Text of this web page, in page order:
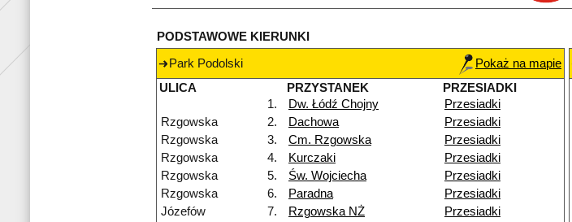
PODSTAWOWE KIERUNKI
Park Podolski
Pokaż na mapie
ULICA
PRZYSTANEK
PRZESIADKI
1.
Dw. Łódź Chojny
Przesiadki
Rzgowska
2. Dachowa
Przesiadki
Rzgowska
3. Cm. Rzgowska
Przesiadki
Rzgowska
4. Kurczaki
Przesiadki
Rzgowska
5. Św. Wojciecha
Przesiadki
Rzgowska
6. Paradna
Przesiadki
Józefów
7. Rzgowska NŻ
Przesiadki